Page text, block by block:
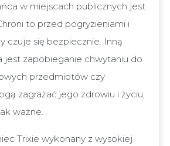
w miejscach publicznych jest
to przed pogryzieniami i
czuje się bezpiecznie. Inną
jest zapobieganie chwytaniu do
przedmiotów czy
zagrażać jego zdrowiu i życiu,
ważne.
Trixie wykonany z wysokiej